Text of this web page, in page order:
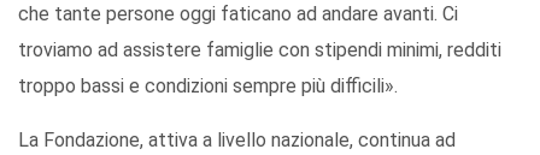
che tante persone oggi faticano ad andare avanti. Ci
troviamo ad assistere famiglie con stipendi minimi, redditi
troppo bassi e condizioni sempre più difficili».
La Fondazione, attiva a livello nazionale, continua ad